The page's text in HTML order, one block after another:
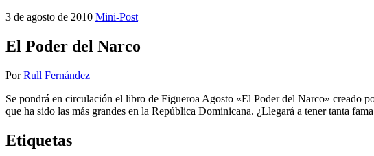
3 de agosto de 2010 Mini-Post
El Poder del Narco
PorRull Fernández
Se pondrá en circulación el libro de Figueroa Agosto «El Poder del Narco» creado
que ha sido las más grandes en la República Dominicana. ¿Llegará a tener tanta
Etiquetas